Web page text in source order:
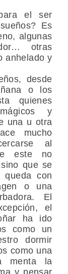
el ser
Es
algunas
otras
anhelado y
desde
o los
quienes
y
una u otra
mucho
al
este no
que se
con
o una
El
el
ha ido
como un
dormir
como una
menta la
y pensar